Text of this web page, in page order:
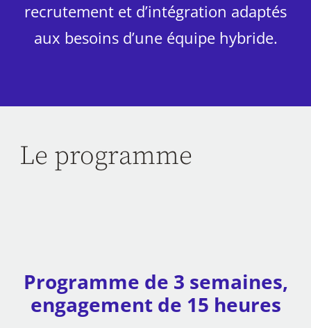
recrutement et d’intégration adaptés
aux besoins d’une équipe hybride.
Le programme
Programme de 3 semaines,
engagement de 15 heures